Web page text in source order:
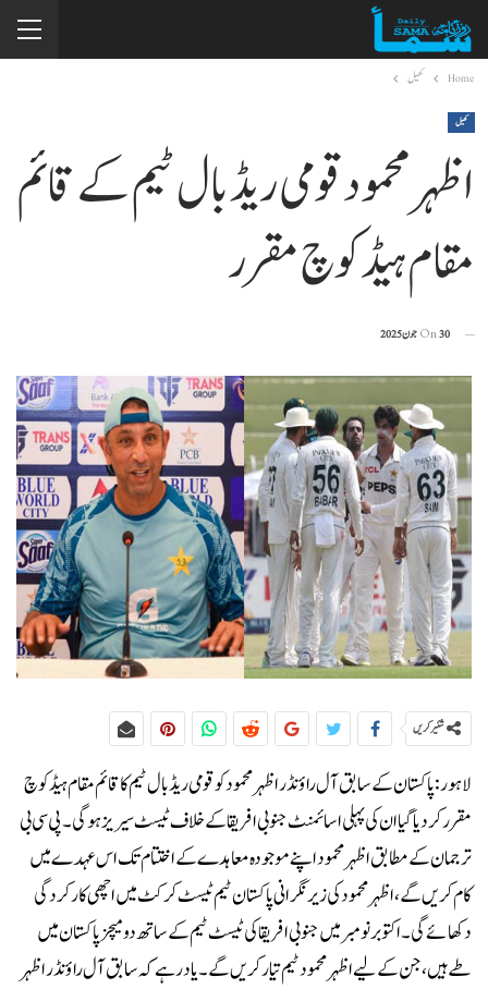
Home کھیل
کھیل
اظہر محمود قومی ریڈ بال ٹیم کے قائم
مقام ہیڈ کوچ مقرر
On30 جون 2025
شئیر کریں
لاہور: پاکستان کے سابق آل راؤنڈر اظہر محمود کو قومی ریڈ بال ٹیم کا قائم مقام ہیڈ کوچ
مقرر کر دیا گیا ان کی پہلی اسائمنٹ جنوبی افریقا کے خلاف ٹیسٹ سیریز ہوگی۔پی سی بی
ترجمان کے مطابق اظہر محمود اپنے موجودہ معاہدے کے اختتام تک اس عہدے میں
کام کریں گے، اظہر محمود کی زیر نگرانی پاکستان ٹیم ٹیسٹ کرکٹ میں اچھی کارکردگی
دکھائے گی۔اکتوبر نومبر میں جنوبی افریقا کی ٹیسٹ ٹیم کے ساتھ دو میچز پاکستان میں
طے ہیں، جن کے لیے اظہر محمود ٹیم تیار کریں گے۔یاد رہے کہ سابق آل راؤنڈر اظہر